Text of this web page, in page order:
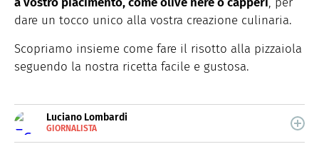
dare un tocco unico alla vostra creazione culinaria.
Scopriamo insieme come fare il risotto alla pizzaiola
seguendo la nostra ricetta facile e gustosa.
Luciano Lombardi
GIORNALISTA
Giornalista professionista, oggi si occupa